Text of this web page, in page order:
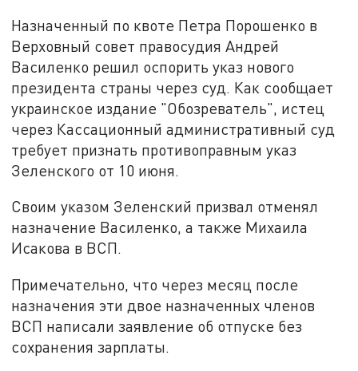
Назначенный по квоте Петра Порошенко в
Верховный совет правосудия Андрей
Василенко решил оспорить указ нового
президента страны через суд. Как сообщает
украинское издание "Обозреватель", истец
через Кассационный административный суд
требует признать противоправным указ
Зеленского от 10 июня.
Своим указом Зеленский призвал отменял
назначение Василенко, а также Михаила
Исакова в ВСП.
Примечательно, что через месяц после
назначения эти двое назначенных членов
ВСП написали заявление об отпуске без
сохранения зарплаты.